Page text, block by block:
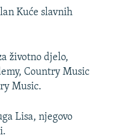
Kuće slavnih
životno djelo,
Country Music
Music.
Lisa, njegovo